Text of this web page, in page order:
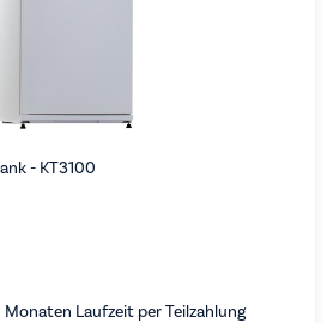
- KT3100
Monaten Laufzeit per Teilzahlung